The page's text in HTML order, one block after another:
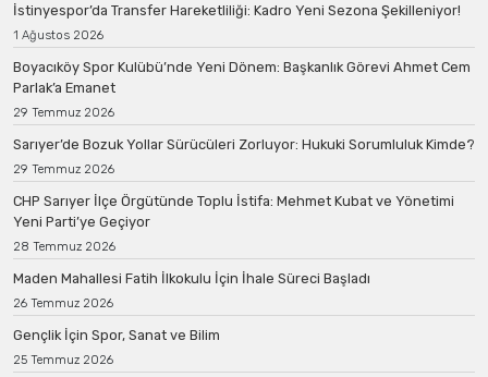
İstinyespor’da Transfer Hareketliliği: Kadro Yeni Sezona Şekilleniyor!
1 Ağustos 2026
Boyacıköy Spor Kulübü’nde Yeni Dönem: Başkanlık Görevi Ahmet Cem
Parlak’a Emanet
29 Temmuz 2026
Sarıyer’de Bozuk Yollar Sürücüleri Zorluyor: Hukuki Sorumluluk Kimde?
29 Temmuz 2026
CHP Sarıyer İlçe Örgütünde Toplu İstifa: Mehmet Kubat ve Yönetimi
Yeni Parti’ye Geçiyor
28 Temmuz 2026
Maden Mahallesi Fatih İlkokulu İçin İhale Süreci Başladı
26 Temmuz 2026
Gençlik İçin Spor, Sanat ve Bilim
25 Temmuz 2026